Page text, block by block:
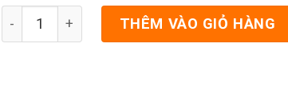
Bạch Tuộc 1 da baby (10-20 con/kg) số lượng
THÊM VÀO GIỎ HÀNG